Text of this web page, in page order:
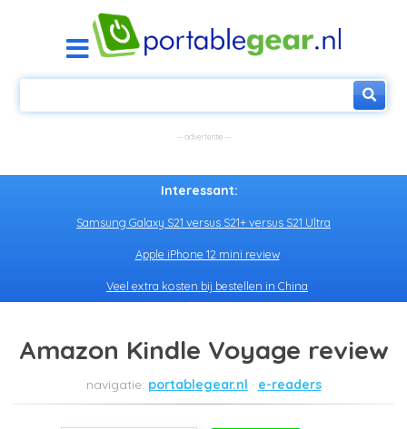
Interessant:
Samsung Galaxy S21 versus S21+ versus S21 Ultra
Apple iPhone 12 mini review
Veel extra kosten bij bestellen in China
Amazon Kindle Voyage review
portablegear.nl e-readers